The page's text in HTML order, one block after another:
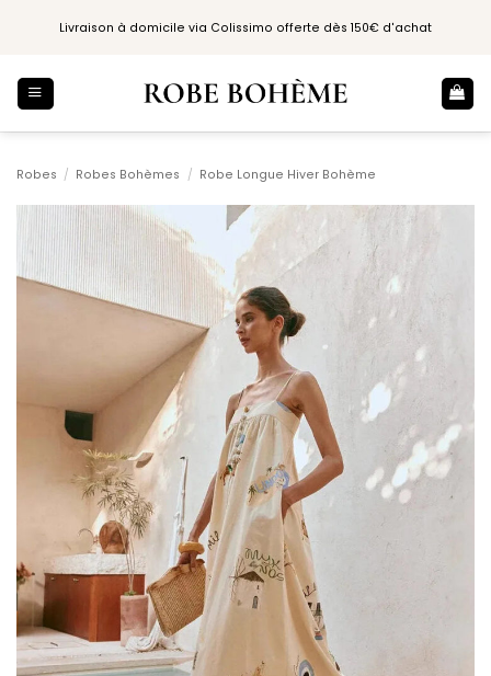
Livraison à domicile via Colissimo offerte dès 150€ d'achat
Robes / Robes Bohèmes / Robe Longue Hiver Bohème